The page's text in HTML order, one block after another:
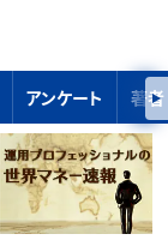
アンケート 著者